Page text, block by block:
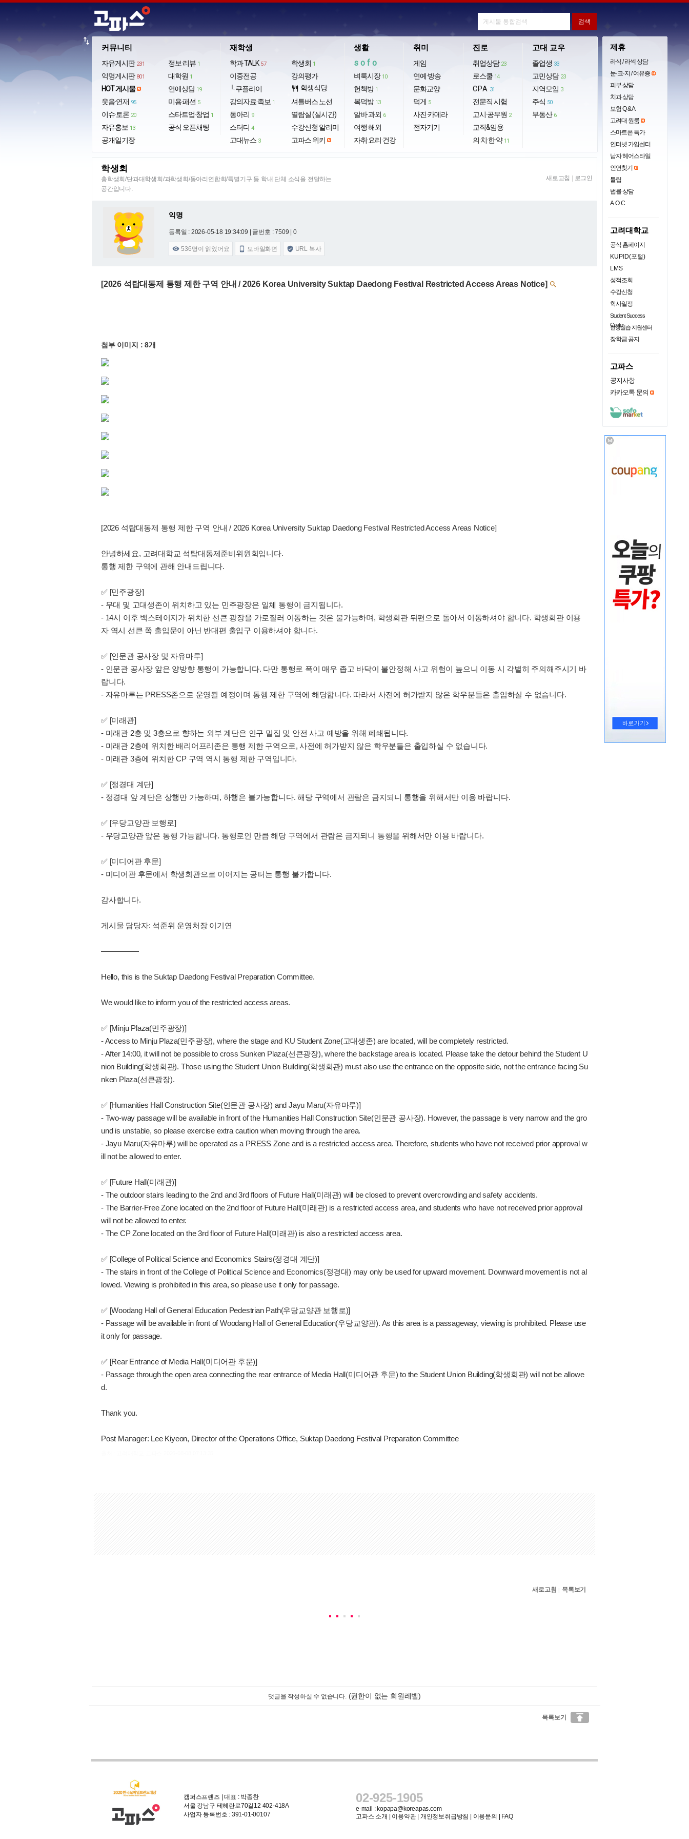
커뮤니티
자유게시판 231
익명게시판 801
HOT 게시물
웃음·연재 95
이슈·토론 20
자유홍보 13
공개일기장
정보·리뷰 1
대학원 1
연애상담 19
미용·패션 5
스타트업·창업 1
공식 오픈채팅
재학생
학과 TALK 57
이중전공
└ 쿠플라이
강의자료·족보 1
동아리 9
스터디 4
고대뉴스 3
학생회 1
강의평가
restaurant 학생식당
셔틀버스 노선
열람실 (실시간)
수강신청 알리미
고파스 위키
생활
sofo
벼룩시장 10
헌책방 1
복덕방 13
알바·과외 6
여행·해외
자취·요리·건강
취미
게임
연예·방송
문화교양
덕게 5
사진·카메라
전자기기
진로
취업상담 23
로스쿨 14
CPA 31
전문직 시험
고시·공무원 2
교직&임용
의·치·한·약 11
고대 교우
졸업생 33
고민상담 23
지역모임 3
주식 50
부동산 6
import_export
학생회
총학생회/단과대학생회/과학생회/동아리연합회/특별기구 등 학내 단체 소식을 전달하는
공간입니다.
새로고침 로그인
익명
등록일 : 2026-05-18 19:34:09 | 글번호 : 7509 | 0
 536명이 읽었어요  모바일화면  URL 복사
[2026 석탑대동제 통행 제한 구역 안내 / 2026 Korea University Suktap Daedong Festival Restricted Access Areas Notice] 
첨부 이미지 : 8개
[2026 석탑대동제 통행 제한 구역 안내 / 2026 Korea University Suktap Daedong Festival Restricted Access Areas Notice]
안녕하세요, 고려대학교 석탑대동제준비위원회입니다.
통행 제한 구역에 관해 안내드립니다.
✅ [민주광장]
- 무대 및 고대생존이 위치하고 있는 민주광장은 일체 통행이 금지됩니다.
- 14시 이후 백스테이지가 위치한 선큰 광장을 가로질러 이동하는 것은 불가능하며, 학생회관 뒤편으로 돌아서 이동하셔야 합니다. 학생회관 이용
자 역시 선큰 쪽 출입문이 아닌 반대편 출입구 이용하셔야 합니다.
✅ [인문관 공사장 및 자유마루]
- 인문관 공사장 앞은 양방향 통행이 가능합니다. 다만 통행로 폭이 매우 좁고 바닥이 불안정해 사고 위험이 높으니 이동 시 각별히 주의해주시기 바
랍니다.
- 자유마루는 PRESS존으로 운영될 예정이며 통행 제한 구역에 해당합니다. 따라서 사전에 허가받지 않은 학우분들은 출입하실 수 없습니다.
✅ [미래관]
- 미래관 2층 및 3층으로 향하는 외부 계단은 인구 밀집 및 안전 사고 예방을 위해 폐쇄됩니다.
- 미래관 2층에 위치한 배리어프리존은 통행 제한 구역으로, 사전에 허가받지 않은 학우분들은 출입하실 수 없습니다.
- 미래관 3층에 위치한 CP 구역 역시 통행 제한 구역입니다.
✅ [정경대 계단]
- 정경대 앞 계단은 상행만 가능하며, 하행은 불가능합니다. 해당 구역에서 관람은 금지되니 통행을 위해서만 이용 바랍니다.
✅ [우당교양관 보행로]
- 우당교양관 앞은 통행 가능합니다. 통행로인 만큼 해당 구역에서 관람은 금지되니 통행을 위해서만 이용 바랍니다.
✅ [미디어관 후문]
- 미디어관 후문에서 학생회관으로 이어지는 공터는 통행 불가합니다.
감사합니다.
게시물 담당자: 석준위 운영처장 이기연
—————
Hello, this is the Suktap Daedong Festival Preparation Committee.
We would like to inform you of the restricted access areas.
✅ [Minju Plaza(민주광장)]
- Access to Minju Plaza(민주광장), where the stage and KU Student Zone(고대생존) are located, will be completely restricted.
- After 14:00, it will not be possible to cross Sunken Plaza(선큰광장), where the backstage area is located. Please take the detour behind the Student U
nion Building(학생회관). Those using the Student Union Building(학생회관) must also use the entrance on the opposite side, not the entrance facing Su
nken Plaza(선큰광장).
✅ [Humanities Hall Construction Site(인문관 공사장) and Jayu Maru(자유마루)]
- Two-way passage will be available in front of the Humanities Hall Construction Site(인문관 공사장). However, the passage is very narrow and the gro
und is unstable, so please exercise extra caution when moving through the area.
- Jayu Maru(자유마루) will be operated as a PRESS Zone and is a restricted access area. Therefore, students who have not received prior approval w
ill not be allowed to enter.
✅ [Future Hall(미래관)]
- The outdoor stairs leading to the 2nd and 3rd floors of Future Hall(미래관) will be closed to prevent overcrowding and safety accidents.
- The Barrier-Free Zone located on the 2nd floor of Future Hall(미래관) is a restricted access area, and students who have not received prior approval
will not be allowed to enter.
- The CP Zone located on the 3rd floor of Future Hall(미래관) is also a restricted access area.
✅ [College of Political Science and Economics Stairs(정경대 계단)]
- The stairs in front of the College of Political Science and Economics(정경대) may only be used for upward movement. Downward movement is not al
lowed. Viewing is prohibited in this area, so please use it only for passage.
✅ [Woodang Hall of General Education Pedestrian Path(우당교양관 보행로)]
- Passage will be available in front of Woodang Hall of General Education(우당교양관). As this area is a passageway, viewing is prohibited. Please use
it only for passage.
✅ [Rear Entrance of Media Hall(미디어관 후문)]
- Passage through the open area connecting the rear entrance of Media Hall(미디어관 후문) to the Student Union Building(학생회관) will not be allowe
d.
Thank you.
Post Manager: Lee Kiyeon, Director of the Operations Office, Suktap Daedong Festival Preparation Committee
새로고침 | 목록보기
댓글을 작성하실 수 없습니다. (권한이 없는 회원레벨)
목록보기 
제휴
라식 / 라섹 상담
눈·코·지 / 여유증
피부 상담
치과 상담
보험 Q & A
고려대 원룸
스마트폰 특가
인터넷 가입센터
남자 헤어스타일
인연찾기
튤립
법률 상담
AOC
고려대학교
공식 홈페이지
KUPID(포털)
LMS
성적조회
수강신청
학사일정
Student Success
Center
현장실습 지원센터
장학금 공지
고파스
공지사항
카카오톡 문의
캠퍼스프렌즈 | 대표 : 박종찬
서울 강남구 테헤란로70길12 402-418A
사업자 등록번호 : 391-01-00107
02-925-1905
e-mail : kopapa@koreapas.com
고파스 소개
이용약관| 개인정보취급방침 이용문의 FAQ